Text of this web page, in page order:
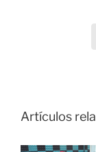
Artículos